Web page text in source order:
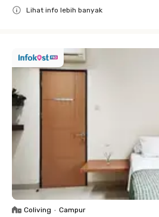
Lihat info lebih banyak
Coliving • Campur